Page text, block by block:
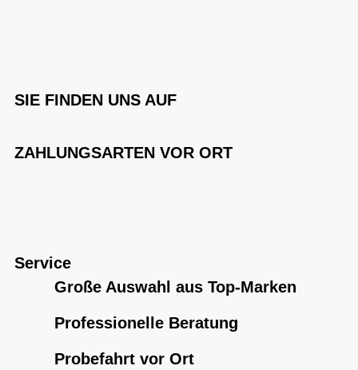
SIE FINDEN UNS AUF
ZAHLUNGSARTEN VOR ORT
Service
Große Auswahl aus Top-Marken
Professionelle Beratung
Probefahrt vor Ort